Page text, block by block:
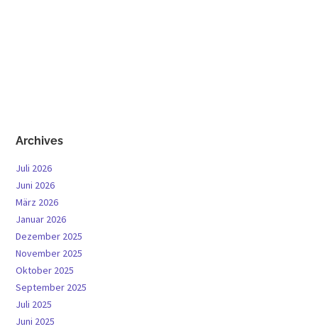
Archives
Juli 2026
Juni 2026
März 2026
Januar 2026
Dezember 2025
November 2025
Oktober 2025
September 2025
Juli 2025
Juni 2025